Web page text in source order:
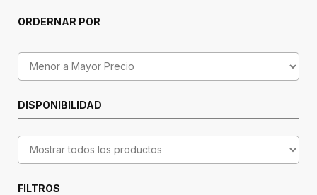
ORDERNAR POR
DISPONIBILIDAD
FILTROS